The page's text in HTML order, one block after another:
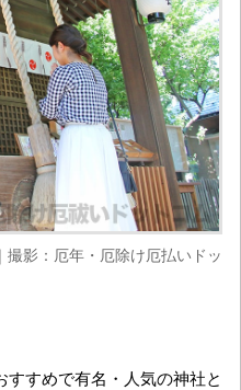
影：厄年・厄除け厄払いドッ
すすめで有名・人気の神社と